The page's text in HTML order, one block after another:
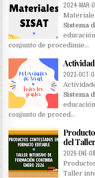
:
2024-MAR-
Sistema
conjunto de procedimie…
2023-OCT-
Sistema
conjunto de proced…
del
2026-ENE-08
Taller